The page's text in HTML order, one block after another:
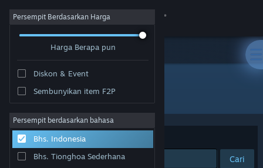
Login
Tentang
Bantuan
Persempit Berdasarkan Harga
Harga Berapa pun
Diskon & Event
Sembunyikan item F2P
Persempit berdasarkan bahasa
Bhs. Indonesia
Bhs. Tionghoa Sederhana
Pengembang: Hauskaz
Berdasarkan Relevansi
Cari